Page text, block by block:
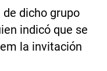
dicho grupo
indicó que se
la invitación